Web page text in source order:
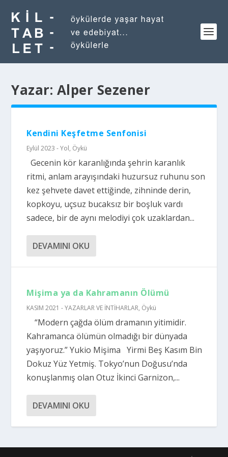
Yazar: Alper Sezener
Kendini Keşfetme Senfonisi
Eylül 2023 - Yol, Öykü
Gecenin kör karanlığında şehrin karanlık
ritmi, anlam arayışındaki huzursuz ruhunu son
kez şehvete davet ettiğinde, zihninde derin,
kopkoyu, uçsuz bucaksız bir boşluk vardı
sadece, bir de aynı melodiyi çok uzaklardan...
DEVAMINI OKU
Mişima ya da Kahramanın Ölümü
KASIM 2021 - YAZARLAR VE İNTİHARLAR, Öykü
“Modern çağda ölüm dramanın yitimidir.
Kahramanca ölümün olmadığı bir dünyada
yaşıyoruz.” Yukio Mişima Yirmi Beş Kasım Bin
Dokuz Yüz Yetmiş. Tokyo’nun Doğusu’nda
konuşlanmış olan Otuz İkinci Garnizon,...
DEVAMINI OKU